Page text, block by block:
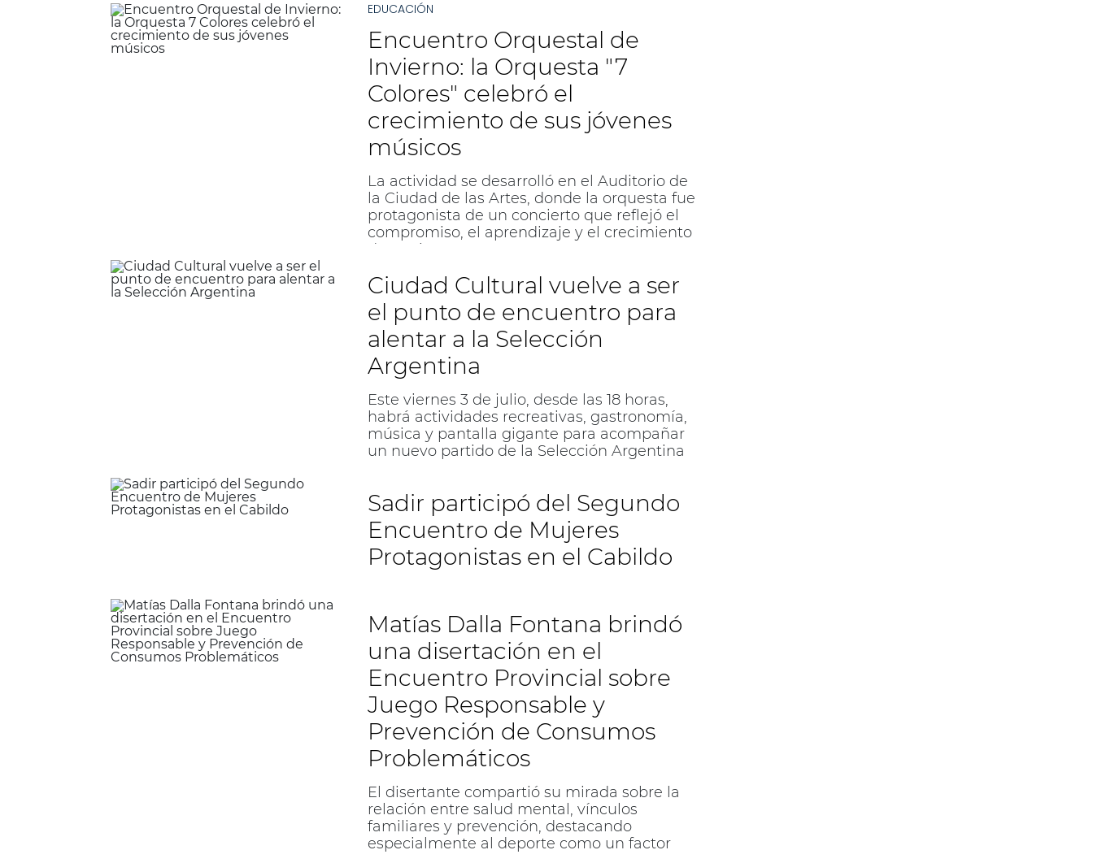
EDUCACIÓN
Encuentro Orquestal de
Invierno: la Orquesta "7
Colores" celebró el
crecimiento de sus jóvenes
músicos
La actividad se desarrolló en el Auditorio de
la Ciudad de las Artes, donde la orquesta fue
protagonista de un concierto que reflejó el
compromiso, el aprendizaje y el crecimiento
de sus integrantes.
Ciudad Cultural vuelve a ser
el punto de encuentro para
alentar a la Selección
Argentina
Este viernes 3 de julio, desde las 18 horas,
habrá actividades recreativas, gastronomía,
música y pantalla gigante para acompañar
un nuevo partido de la Selección Argentina
Sadir participó del Segundo
Encuentro de Mujeres
Protagonistas en el Cabildo
Matías Dalla Fontana brindó
una disertación en el
Encuentro Provincial sobre
Juego Responsable y
Prevención de Consumos
Problemáticos
El disertante compartió su mirada sobre la
relación entre salud mental, vínculos
familiares y prevención, destacando
especialmente al deporte como un factor